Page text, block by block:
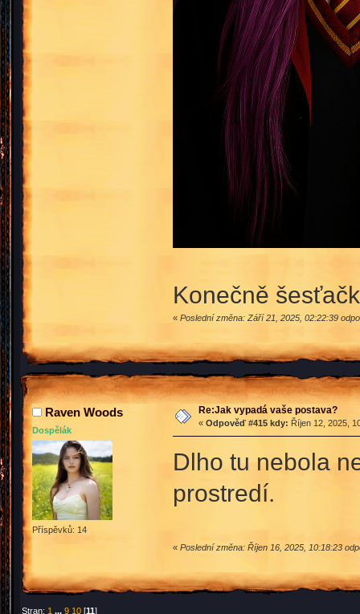
Konečně
« Poslední změna: Září 21, 2025, 02:22:39
Raven Woods
Dospělák
Příspěvků: 14
Re:Jak vypadá vaše postava?
« Odpověď #415 kdy: Říjen 12, 2025,
Dlho tu nebola
prostredí.
« Poslední změna: Říjen 16, 2025, 10:18:23
Stran: 1 ...9 10 [11]